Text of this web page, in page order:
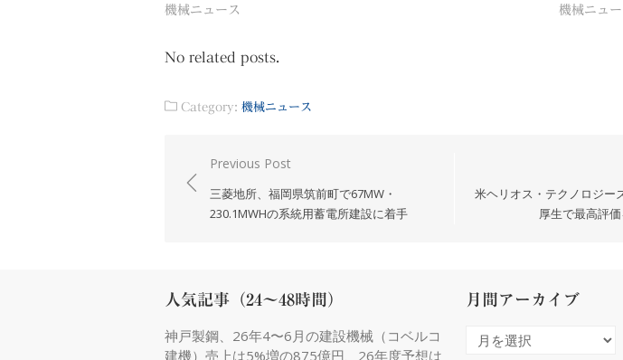
機械ニュース
機械ニュー
No related posts.
Category: 機械ニュース
稿
ー
ョ
Previous Post
三菱地所、福岡県筑前町で67MW・
230.1MWHの系統用蓄電所建設に着手
米ヘリオス・テクノロジー
厚生で最高評
人気記事（24～48時間）
神戸製鋼、26年4〜6月の建設機械（コベルコ
建機）売上は5%増の875億円、26年度予想は
月間アーカイブ